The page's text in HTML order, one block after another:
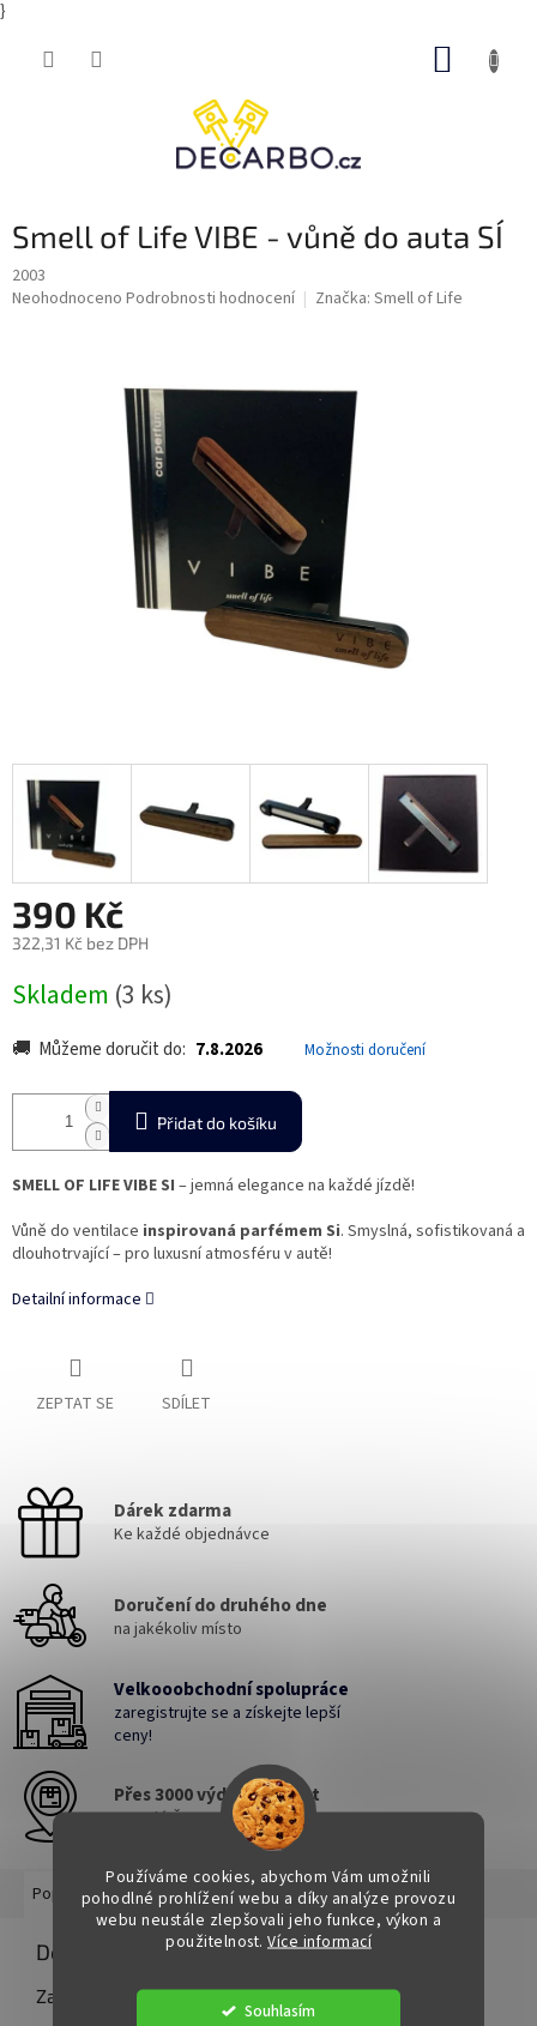
}
Používáme cookies, abychom Vám umožnili
pohodlné prohlížení webu a díky analýze provozu
webu neustále zlepšovali jeho funkce, výkon a
použitelnost. Více informací
Souhlasím
Smell of Life VIBE - vůně do auta SÍ
2003
Průměrné
Neohodnoceno Podrobnosti hodnocení Značka: Smell of Life
390 Kč
322,31 Kč bez DPH
cena:
Skladem (3 ks)
Můžeme doručit do: 7.8.2026 Možnosti doručení
Přidat do košíku
SMELL OF LIFE VIBE SI – jemná elegance na každé jízdě!
Vůně do ventilace inspirovaná parfémem Si. Smyslná, sofistikovaná a
dlouhotrvající – pro luxusní atmosféru v autě!
Detailní informace
ZEPTAT SE SDÍLET
Dárek zdarma
Ke každé objednávce
Doručení do druhého dne
na jakékoliv místo
Velkooobchodní spolupráce
zaregistrujte se a získejte lepší
ceny!
Přes 3000 výdejních míst
po celé ČR
Popis Hodnocení Diskuze
Detailní popis produktu
Zažijte jízdu v oblaku luxusu